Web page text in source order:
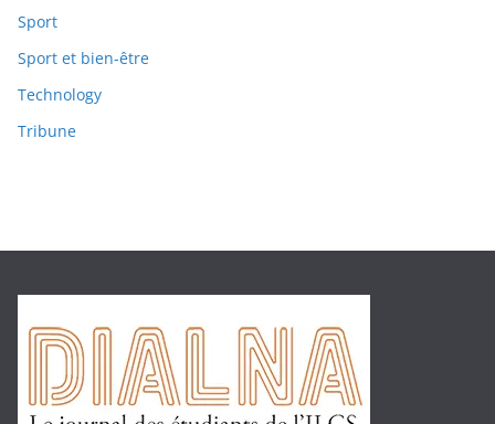
Sport
Sport et bien-être
Technology
Tribune